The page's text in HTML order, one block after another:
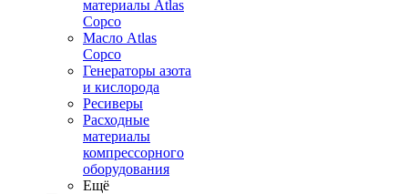
материалы Atlas
Copco
Масло Atlas
Copco
Генераторы азота
и кислорода
Ресиверы
Расходные
материалы
компрессорного
оборудования
Ещё